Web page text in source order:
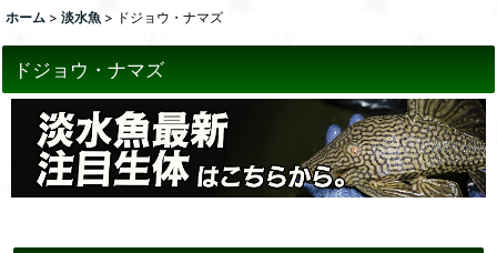
ホーム > 淡水魚 > ドジョウ・ナマズ
ドジョウ・ナマズ